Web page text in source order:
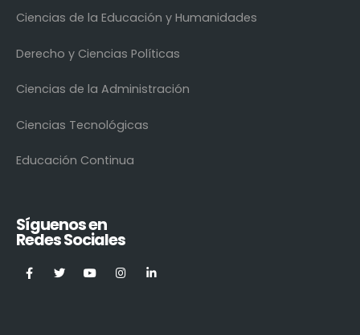
Ciencias de la Educación y Humanidades
Derecho y Ciencias Políticas
Ciencias de la Administración
Ciencias Tecnológicas
Educación Continua
Síguenos en
Redes Sociales